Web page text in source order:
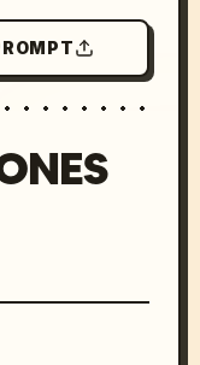
de
en aromas,
teatro de
rituales de
tejido,
sellado,
etc.
(paisaje
de